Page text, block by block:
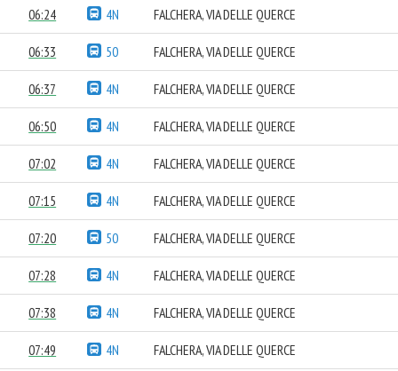
06:24 4N FALCHERA, VIA DELLE QUERCE
06:33 50 FALCHERA, VIA DELLE QUERCE
06:37 4N FALCHERA, VIA DELLE QUERCE
06:50 4N FALCHERA, VIA DELLE QUERCE
07:02 4N FALCHERA, VIA DELLE QUERCE
07:15 4N FALCHERA, VIA DELLE QUERCE
07:20 50 FALCHERA, VIA DELLE QUERCE
07:28 4N FALCHERA, VIA DELLE QUERCE
07:38 4N FALCHERA, VIA DELLE QUERCE
07:49 4N FALCHERA, VIA DELLE QUERCE